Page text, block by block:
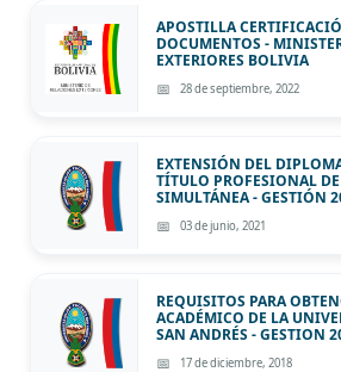
APOSTILLA
DOCUMENTOS -
EXTERIORES BOLIVIA
28 de septiembre, 2022
EXTENSIÓN DEL
TÍTULO PROFESIONAL
SIMULTÁNEA - GESTIÓN
03 de junio, 2021
REQUISITOS PARA
ACADÉMICO DE LA
SAN ANDRÉS - GESTION
17 de diciembre, 2018